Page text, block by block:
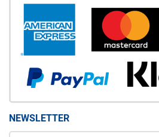
NEWSLETTER